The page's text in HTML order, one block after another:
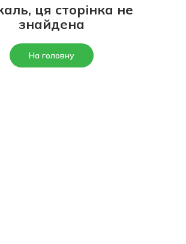
ця сторінка не
знайдена
На головну